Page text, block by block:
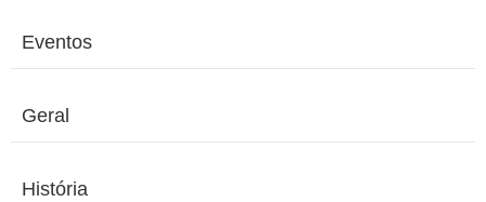
Eventos
Geral
História